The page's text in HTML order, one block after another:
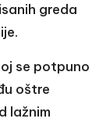
greda
se potpuno
oštre
lažnim